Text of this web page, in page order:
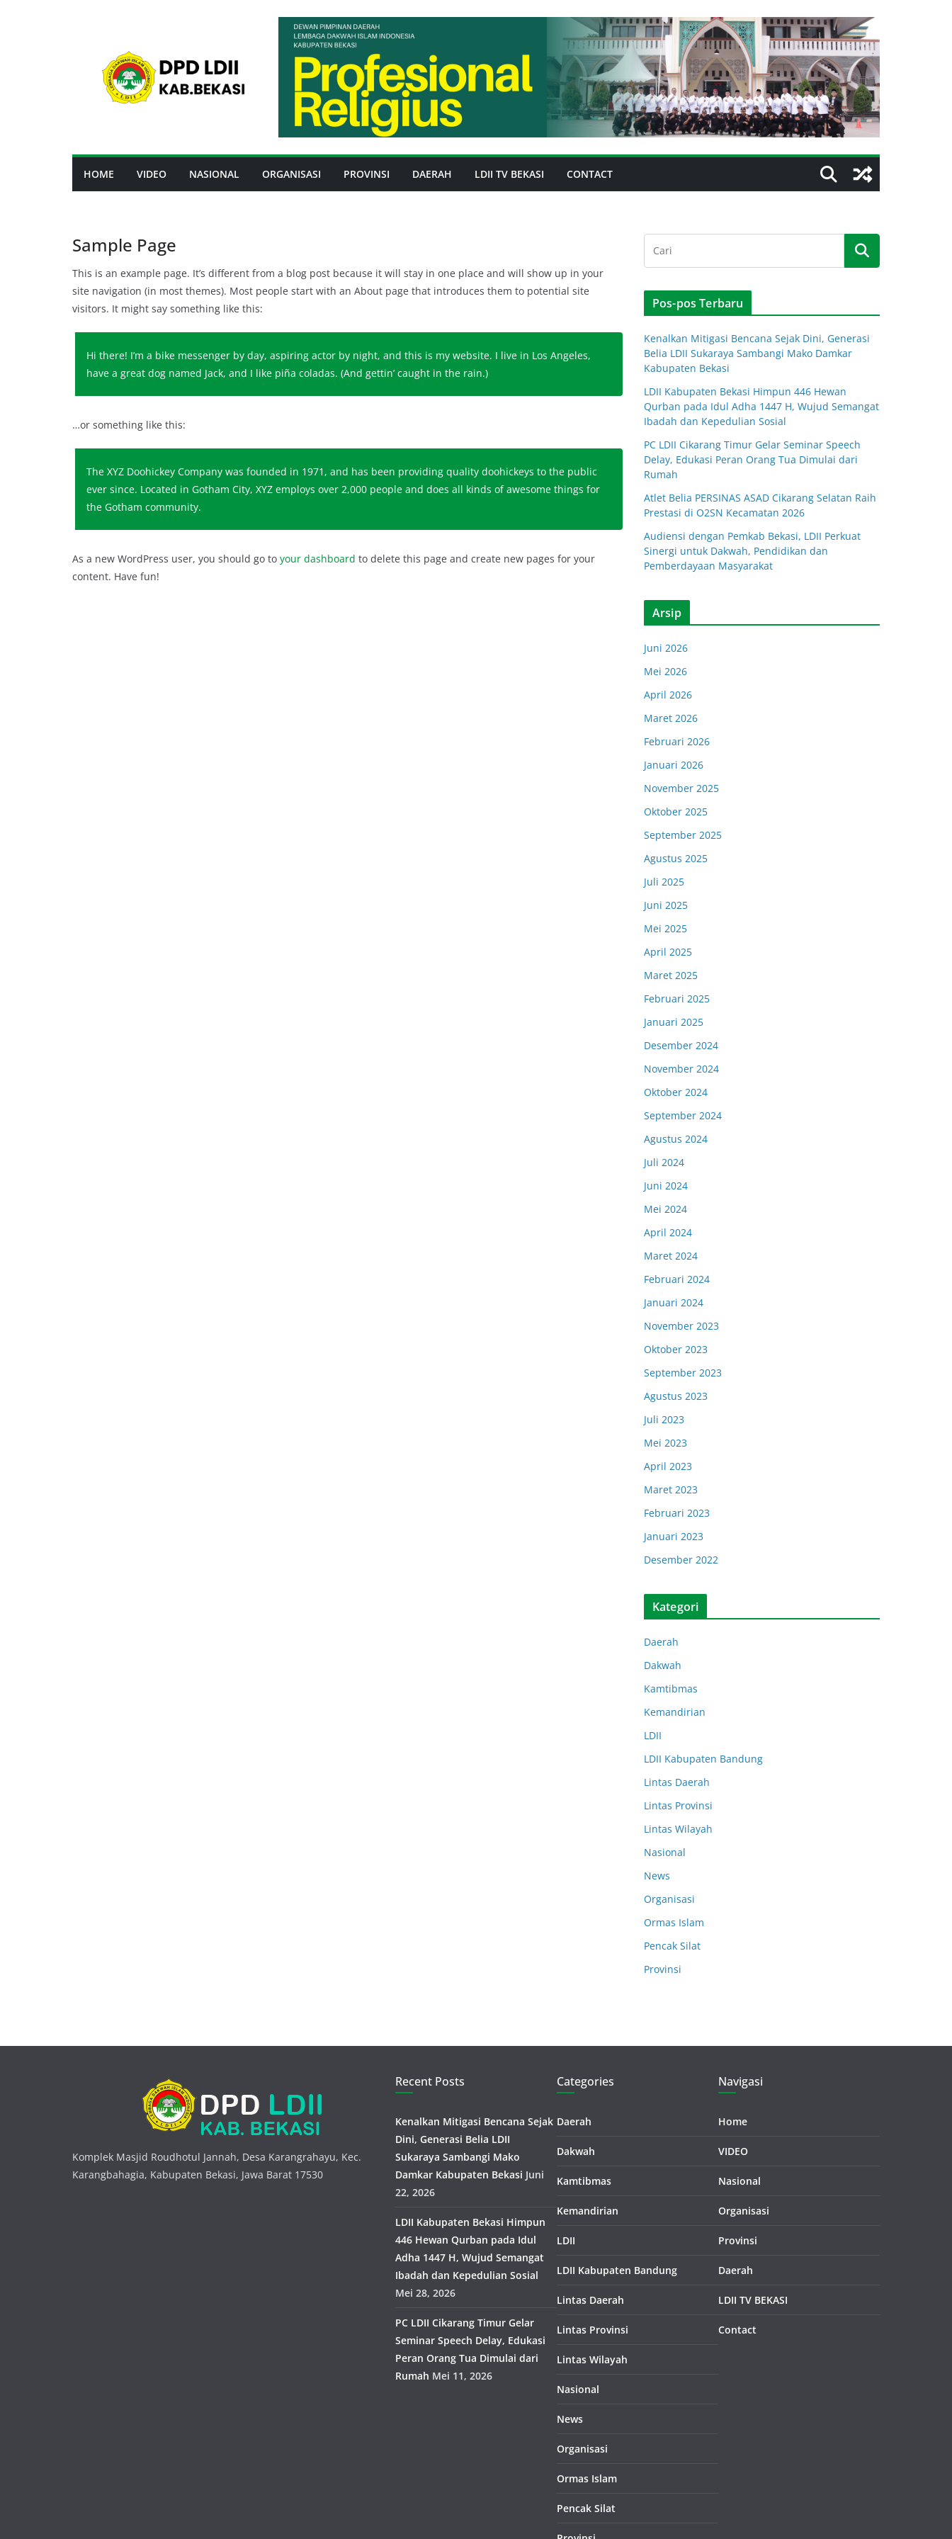
HOME VIDEO NASIONAL ORGANISASI PROVINSI DAERAH LDII TV BEKASI CONTACT
Sample Page
This is an example page. It’s different from a blog post because it will stay in one place and will show up in your
site navigation (in most themes). Most people start with an About page that introduces them to potential site
visitors. It might say something like this:
Hi there! I’m a bike messenger by day, aspiring actor by night, and this is my website. I live in Los Angeles,
have a great dog named Jack, and I like piña coladas. (And gettin’ caught in the rain.)
…or something like this:
The XYZ Doohickey Company was founded in 1971, and has been providing quality doohickeys to the public
ever since. Located in Gotham City, XYZ employs over 2,000 people and does all kinds of awesome things for
the Gotham community.
As a new WordPress user, you should go to your dashboard to delete this page and create new pages for your
content. Have fun!
Pos-pos Terbaru
Kenalkan Mitigasi Bencana Sejak Dini, Generasi
Belia LDII Sukaraya Sambangi Mako Damkar
Kabupaten Bekasi
LDII Kabupaten Bekasi Himpun 446 Hewan
Qurban pada Idul Adha 1447 H, Wujud Semangat
Ibadah dan Kepedulian Sosial
PC LDII Cikarang Timur Gelar Seminar Speech
Delay, Edukasi Peran Orang Tua Dimulai dari
Rumah
Atlet Belia PERSINAS ASAD Cikarang Selatan Raih
Prestasi di O2SN Kecamatan 2026
Audiensi dengan Pemkab Bekasi, LDII Perkuat
Sinergi untuk Dakwah, Pendidikan dan
Pemberdayaan Masyarakat
Arsip
Juni 2026
Mei 2026
April 2026
Maret 2026
Februari 2026
Januari 2026
November 2025
Oktober 2025
September 2025
Agustus 2025
Juli 2025
Juni 2025
Mei 2025
April 2025
Maret 2025
Februari 2025
Januari 2025
Desember 2024
November 2024
Oktober 2024
September 2024
Agustus 2024
Juli 2024
Juni 2024
Mei 2024
April 2024
Maret 2024
Februari 2024
Januari 2024
November 2023
Oktober 2023
September 2023
Agustus 2023
Juli 2023
Mei 2023
April 2023
Maret 2023
Februari 2023
Januari 2023
Desember 2022
Kategori
Daerah
Dakwah
Kamtibmas
Kemandirian
LDII
LDII Kabupaten Bandung
Lintas Daerah
Lintas Provinsi
Lintas Wilayah
Nasional
News
Organisasi
Ormas Islam
Pencak Silat
Provinsi
Komplek Masjid Roudhotul Jannah, Desa Karangrahayu, Kec.
Karangbahagia, Kabupaten Bekasi, Jawa Barat 17530
Recent Posts
Kenalkan Mitigasi Bencana Sejak
Dini, Generasi Belia LDII
Sukaraya Sambangi Mako
Damkar Kabupaten Bekasi Juni
22, 2026
LDII Kabupaten Bekasi Himpun
446 Hewan Qurban pada Idul
Adha 1447 H, Wujud Semangat
Ibadah dan Kepedulian Sosial
Mei 28, 2026
PC LDII Cikarang Timur Gelar
Seminar Speech Delay, Edukasi
Peran Orang Tua Dimulai dari
Rumah Mei 11, 2026
Categories
Daerah
Dakwah
Kamtibmas
Kemandirian
LDII
LDII Kabupaten Bandung
Lintas Daerah
Lintas Provinsi
Lintas Wilayah
Nasional
News
Organisasi
Ormas Islam
Pencak Silat
Navigasi
Home
VIDEO
Nasional
Organisasi
Provinsi
Daerah
LDII TV BEKASI
Contact